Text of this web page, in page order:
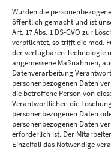
Wurden die
öffentlich gemacht und ist
Art. 17 Abs. 1 DS-GVO zur
verpflichtet, so trifft die med.
der verfügbaren Technologie
angemessene Maßnahmen,
Datenverarbeitung
personenbezogenen Daten
die betroffene Person von
Verantwortlichen die
personenbezogenen Daten
personenbezogenen Daten
erforderlich ist. Der
Einzelfall das Notwendige